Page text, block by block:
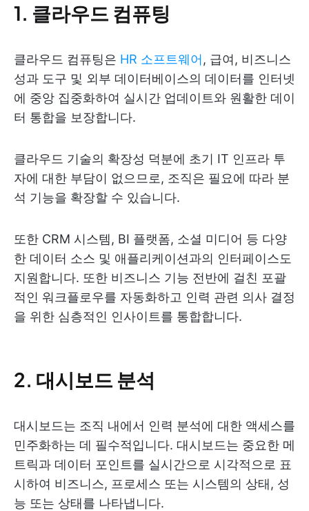
1. 클라우드 컴퓨팅
클라우드 컴퓨팅은 HR 소프트웨어 , 급여, 비즈니스
성과 도구 및 외부 데이터베이스의 데이터를 인터넷
에 중앙 집중화하여 실시간 업데이트와 원활한 데이
터 통합을 보장합니다.
클라우드 기술의 확장성 덕분에 초기 IT 인프라 투
자에 대한 부담이 없으므로, 조직은 필요에 따라 분
석 기능을 확장할 수 있습니다.
또한 CRM 시스템, BI 플랫폼, 소셜 미디어 등 다양
한 데이터 소스 및 애플리케이션과의 인터페이스도
지원합니다. 또한 비즈니스 기능 전반에 걸친 포괄
적인 워크플로우를 자동화하고 인력 관련 의사 결정
을 위한 심층적인 인사이트를 통합합니다.
2. 대시보드 분석
대시보드는 조직 내에서 인력 분석에 대한 액세스를
민주화하는 데 필수적입니다. 대시보드는 중요한 메
트릭과 데이터 포인트를 실시간으로 시각적으로 표
시하여 비즈니스, 프로세스 또는 시스템의 상태, 성
능 또는 상태를 나타냅니다.